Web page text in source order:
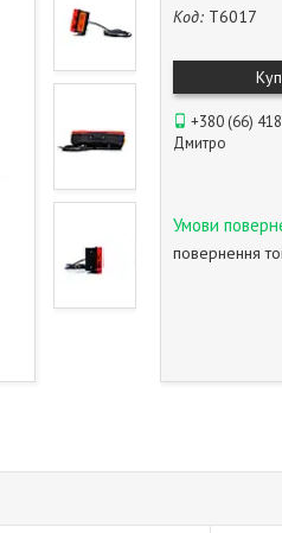
Код: T6017
+380 (66)
Дмитро
повернення